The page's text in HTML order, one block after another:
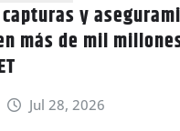
capturas y
más de mil
Jul 28, 2026